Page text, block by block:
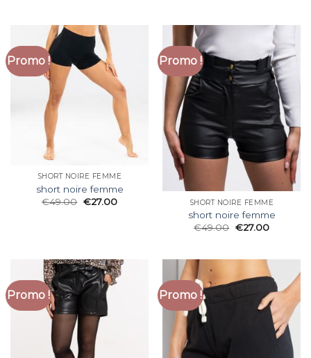
Promo !
SHORT NOIRE FEMME
short noire femme
€49.00 €27.00
Promo !
SHORT NOIRE FEMME
short noire femme
€49.00 €27.00
Promo ! Promo !